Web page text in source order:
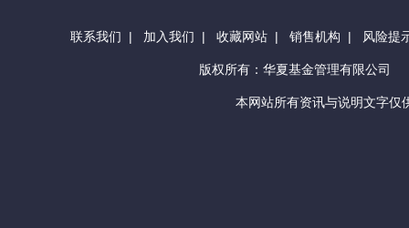
联系我们 | 加入我们 | 收藏网站 | 销售机构 | 风险提
版权所有：华夏基金管理有限公司
本网站所有资讯与说明文字仅